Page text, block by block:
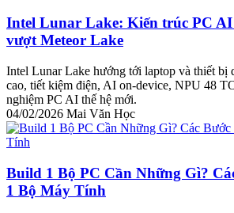
Intel Lunar Lake: Kiến trúc PC
vượt Meteor Lake
Intel Lunar Lake hướng tới laptop và thiết bị
cao, tiết kiệm điện, AI on-device, NPU 48
nghiệm PC AI thế hệ mới.
04/02/2026 Mai Văn Học
Build 1 Bộ PC Cần Những Gì?
1 Bộ Máy Tính